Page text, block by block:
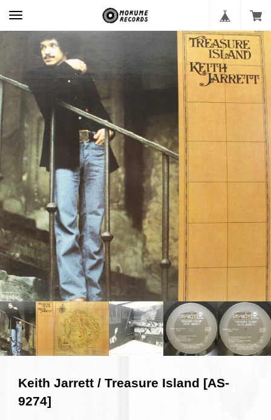
Keith Jarrett / Treasure Island [AS-
9274]